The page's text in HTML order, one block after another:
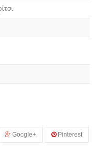
Google+ Pinterest